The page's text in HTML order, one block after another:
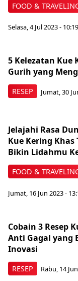
FOOD &
Selasa, 4 Jul 2023 - 10:19
RESEP
5 Kelezatan Kue
Gurih yang
Jumat, 30
FOOD &
Jelajahi Rasa
Kue Kering
Bikin Lidahmu
Jumat, 16 Jun 2023 -
RESEP
Cobain 3 Resep
Anti Gagal yang
Inovasi
Rabu, 14